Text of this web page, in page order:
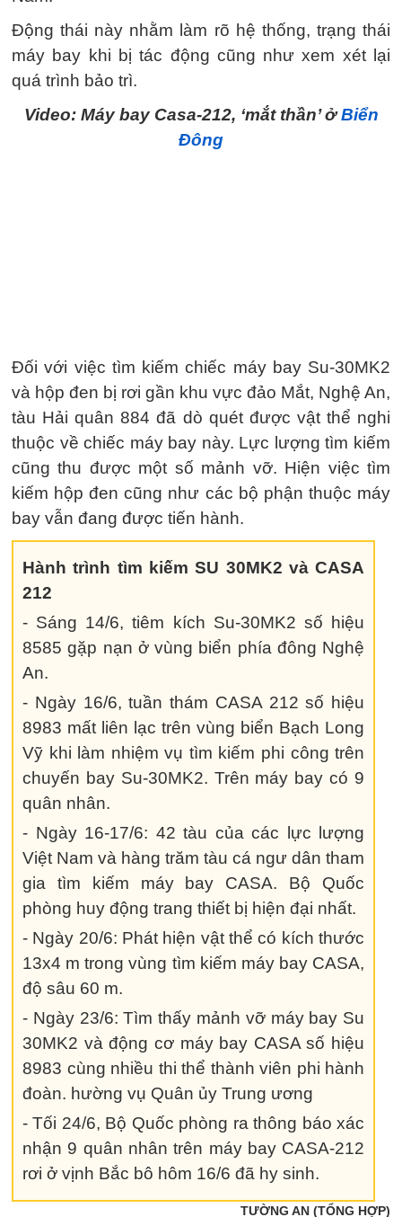
Động thái này nhằm làm rõ hệ thống, trạng thái
máy bay khi bị tác động cũng như xem xét lại
quá trình bảo trì.
Video: Máy bay Casa-212, ‘mắt thần’ ởBiển
Đông
Đối với việc tìm kiếm chiếc máy bay Su-30MK2
và hộp đen bị rơi gần khu vực đảo Mắt, Nghệ An,
tàu Hải quân 884 đã dò quét được vật thể nghi
thuộc về chiếc máy bay này. Lực lượng tìm kiếm
cũng thu được một số mảnh vỡ. Hiện việc tìm
kiếm hộp đen cũng như các bộ phận thuộc máy
bay vẫn đang được tiến hành.
Hành trình tìm kiếm SU 30MK2 và CASA
212
- Sáng 14/6, tiêm kích Su-30MK2 số hiệu
8585 gặp nạn ở vùng biển phía đông Nghệ
An.
- Ngày 16/6, tuần thám CASA 212 số hiệu
8983 mất liên lạc trên vùng biển Bạch Long
Vỹ khi làm nhiệm vụ tìm kiếm phi công trên
chuyến bay Su-30MK2. Trên máy bay có 9
quân nhân.
- Ngày 16-17/6: 42 tàu của các lực lượng
Việt Nam và hàng trăm tàu cá ngư dân tham
gia tìm kiếm máy bay CASA. Bộ Quốc
phòng huy động trang thiết bị hiện đại nhất.
- Ngày 20/6: Phát hiện vật thể có kích thước
13x4 m trong vùng tìm kiếm máy bay CASA,
độ sâu 60 m.
- Ngày 23/6: Tìm thấy mảnh vỡ máy bay Su
30MK2 và động cơ máy bay CASA số hiệu
8983 cùng nhiều thi thể thành viên phi hành
đoàn. hường vụ Quân ủy Trung ương
- Tối 24/6, Bộ Quốc phòng ra thông báo xác
nhận 9 quân nhân trên máy bay CASA-212
rơi ở vịnh Bắc bô hôm 16/6 đã hy sinh.
TƯỜNG AN (TỔNG HỢP)